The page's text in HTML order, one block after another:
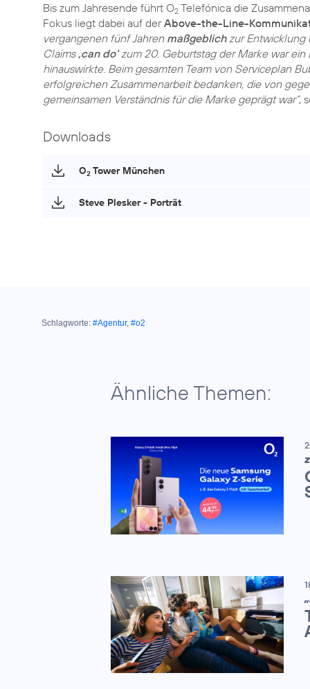
Bis zum Jahresende führt O2 Telefónica die
Fokus liegt dabei auf derAbove-the-Line-
vergangenen fünf Jahren maßgeblichzur Entwicklung
Claims ‚can do‘zum 20. Geburtstag der Marke war ein
hinauswirkte. Beim gesamten Team von Serviceplan
erfolgreichen Zusammenarbeit bedanken, die von
gemeinsamen Verständnis für die Marke geprägt war“,
Downloads
O2 Tower München
Steve Plesker - Porträt
Schlagworte: #Agentur, #o2
Ähnliche Themen: